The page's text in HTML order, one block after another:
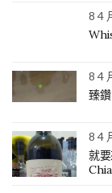
8 4
8 4
臻
8 4
就